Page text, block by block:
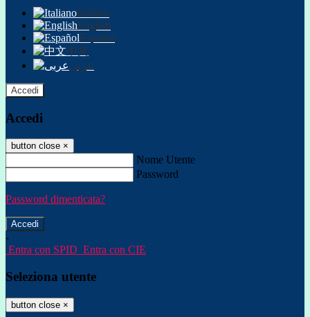
Italiano
English
Español
中文
عربى
Accedi
Accedi
button close ×
Nome Utente
Password
Password dimenticata?
-
Entra con SPID Entra con CIE
Seleziona utente
button close ×